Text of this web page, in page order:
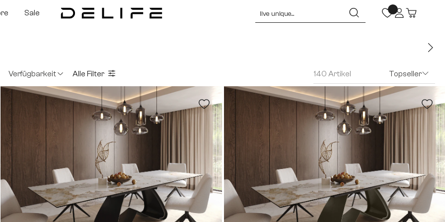
Sale
Verfügbarkeit Alle Filter 140 Artikel Topseller